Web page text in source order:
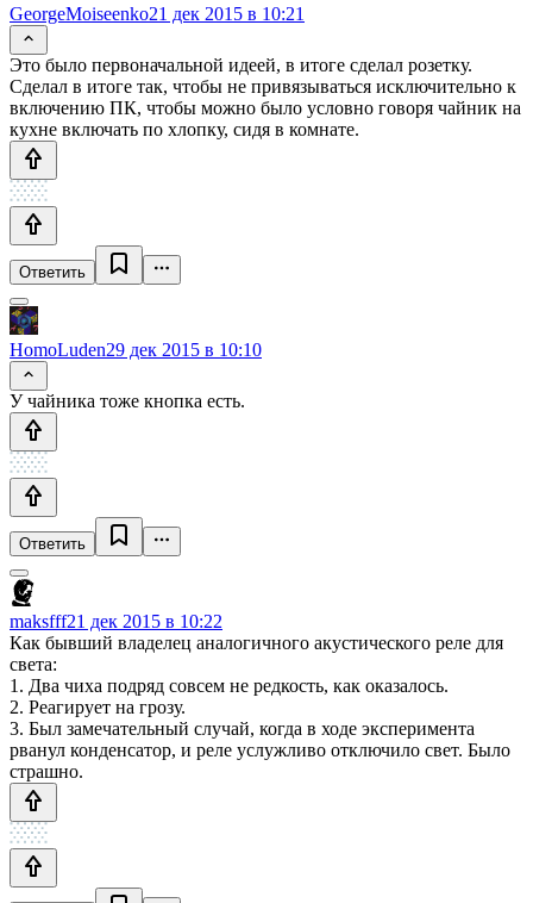
GeorgeMoiseenko21 дек 2015 в 10:21
Это было первоначальной идеей, в итоге сделал розетку.
Сделал в итоге так, чтобы не привязываться исключительно к
включению ПК, чтобы можно было условно говоря чайник на
кухне включать по хлопку, сидя в комнате.
Ответить
HomoLuden29 дек 2015 в 10:10
У чайника тоже кнопка есть.
Ответить
maksfff21 дек 2015 в 10:22
Как бывший владелец аналогичного акустического реле для
света:
1. Два чиха подряд совсем не редкость, как оказалось.
2. Реагирует на грозу.
3. Был замечательный случай, когда в ходе эксперимента
рванул конденсатор, и реле услужливо отключило свет. Было
страшно.